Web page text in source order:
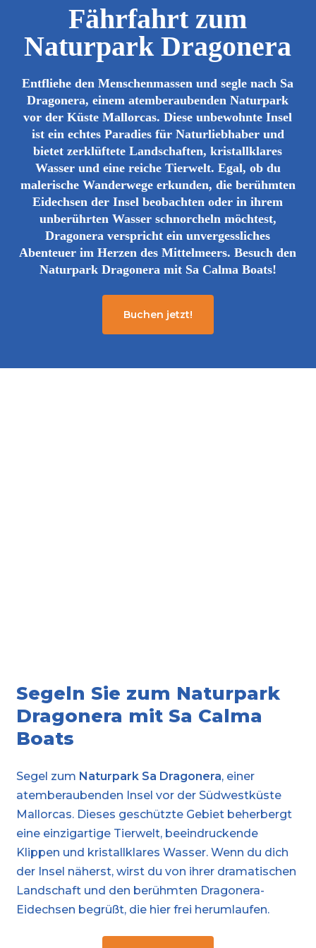
Fährfahrt zum
Naturpark Dragonera
Entfliehe den Menschenmassen und segle nach Sa
Dragonera, einem atemberaubenden Naturpark
vor der Küste Mallorcas. Diese unbewohnte Insel
ist ein echtes Paradies für Naturliebhaber und
bietet zerklüftete Landschaften, kristallklares
Wasser und eine reiche Tierwelt. Egal, ob du
malerische Wanderwege erkunden, die berühmten
Eidechsen der Insel beobachten oder in ihrem
unberührten Wasser schnorcheln möchtest,
Dragonera verspricht ein unvergessliches
Abenteuer im Herzen des Mittelmeers. Besuch den
Naturpark Dragonera mit Sa Calma Boats!
Buchen jetzt!
Segeln Sie zum Naturpark
Dragonera mit Sa Calma
Boats
Segel zum Naturpark Sa Dragonera, einer
atemberaubenden Insel vor der Südwestküste
Mallorcas. Dieses geschützte Gebiet beherbergt
eine einzigartige Tierwelt, beeindruckende
Klippen und kristallklares Wasser. Wenn du dich
der Insel näherst, wirst du von ihrer dramatischen
Landschaft und den berühmten Dragonera-
Eidechsen begrüßt, die hier frei herumlaufen.